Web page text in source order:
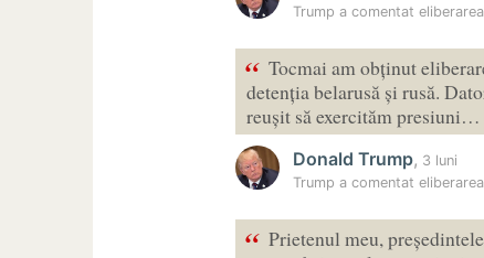
Trump a comentat
“ Tocmai am obținut
detenția belarusă și rusă.
reușit să exercităm presiuni…
Donald Trump, 3 luni
Trump a comentat
“ Prietenul meu,